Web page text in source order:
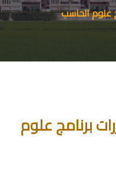
علوم الحاسب
برنامج علوم